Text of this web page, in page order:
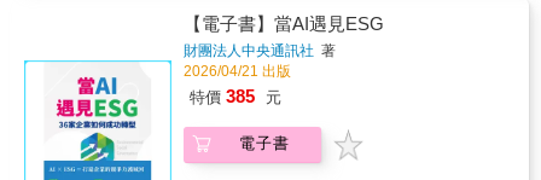
撞撞，把中國的金融體系從低技術的閉塞局
面，轉型成世界最大、最先進的數位金融市
場。 &mdash;&mdash;尼可拉斯．拉迪
（Nicholas Lardy），《國家的反擊》（The
資、從數位借貸到央行數位貨幣，中國處在數
位金融創新的最前線。雖然快速改變了金融結
台的影響力正日益擴展。1月，美國傳奇攀岩家
艾力克斯‧霍諾德（Alex Honnold）在Netflix全
程直播下，成功徒手獨攀台北101。3月，第六
屆WBC世界棒球經典賽日本區轉播由Netflix獨
家壟斷，以約150億日圓的天價買下，導致日本
觀眾無法在傳統電視頻道收看，引發許多討
論。這兩件事件只是一個開始，揭示串流平台
的觸角將往包含運動等各方面延伸。▍串流如
恐懼AI的書，而是一本幫你透過心智之鏡看清
AI、善用AI，在AI時代掌握風險與機會的行動
指南。
台願意冒險與實驗，偶爾失敗可以理解 → 【結
果一：Netflix】(B) 如果平台能整合影視之外的
更多服務與價值，我也能接受 → 【結果二：
Prime Video+】5. 當你評價一個串流平台時，
風格明確、數量不必太多 → 【結果三：Apple
TV+】(B) 故事宇宙能持續擴展，角色與世界觀
道】：˙高盛研究顯示，AI可能在未來15年取代
3億個全職工作。˙根據蓋洛普調查報告，全球
僅有15%的員工全心投入工作，並非員工個人
機。˙網路原住民Z世代自帶「數位流暢性」進
入職場，追求的是組織架構扁平化與資訊透明
化。新興科技紛紛問世，傳統就業模式正逐漸
【電子書】當AI遇見ESG
財團法人中央通訊社 著
2026/04/21 出版
特價 385 元
電子書